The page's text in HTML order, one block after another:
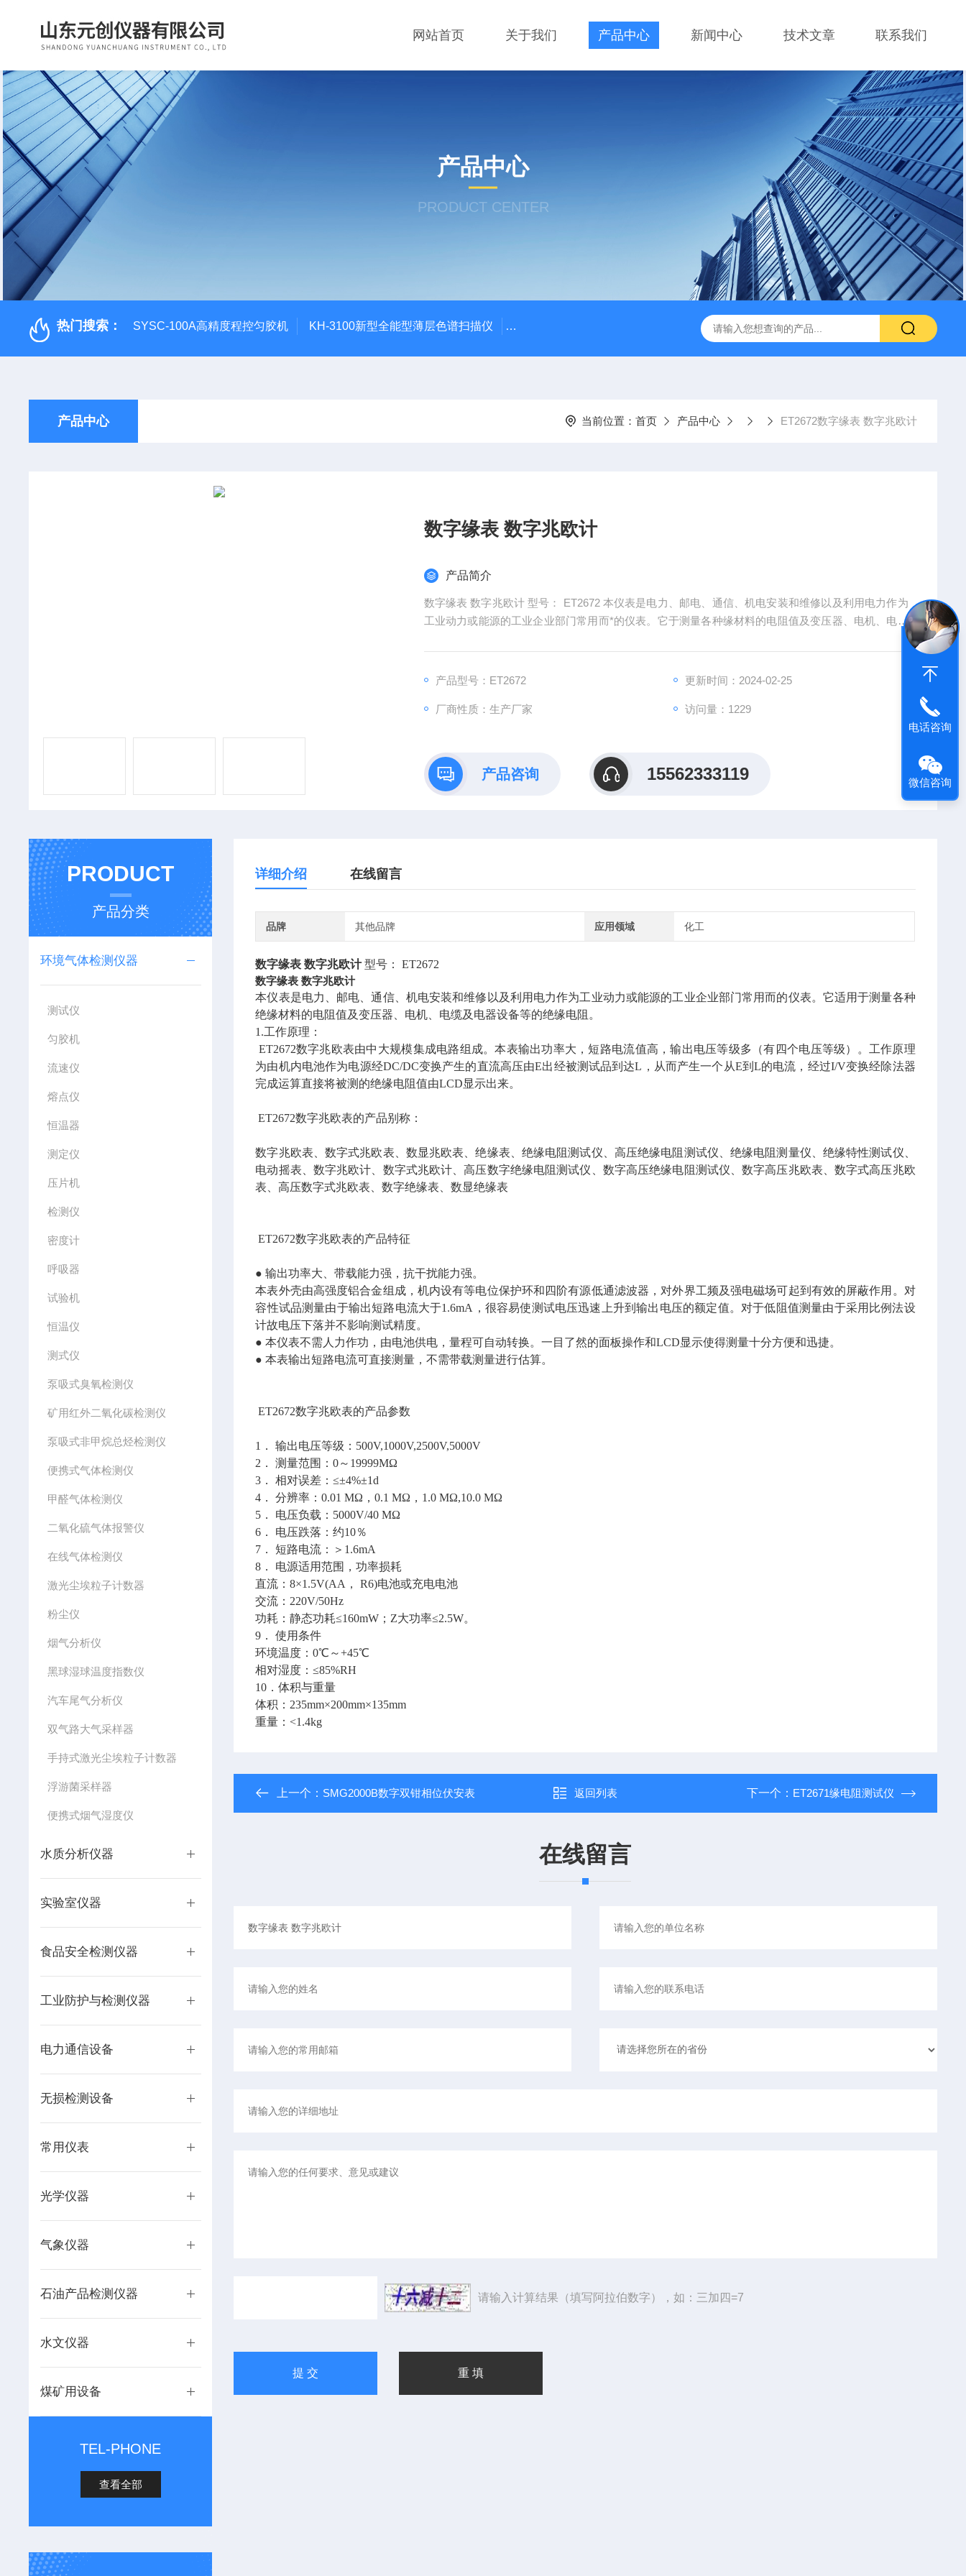
网站首页 关于我们 产品中心 新闻中心 技术文章 联系我们
产品中心
PRODUCT CENTER
热门搜索： SYSC-100A高精度程控匀胶机 KH-3100新型全能型薄层色谱扫描仪 DGJ-03电工技术实验装置 CS-300轨道式摇床 JKG-203新型冷原子吸收测汞仪
产品中心 当前位置： 首页 产品中心 ET2672数字缘表 数字兆欧计
数字缘表 数字兆欧计
产品简介
数字缘表 数字兆欧计 型号： ET2672 本仪表是电力、邮电、通信、机电安装和维修以及利用电力作为
工业动力或能源的工业企业部门常用而*的仪表。它于测量各种缘材料的电阻值及变压器、电机、电缆
产品型号：ET2672 更新时间：2024-02-25
厂商性质：生产厂家 访问量：1229
产品咨询 15562333119
PRODUCT
产品分类
环境气体检测仪器
测试仪
匀胶机
流速仪
熔点仪
恒温器
测定仪
压片机
检测仪
密度计
呼吸器
试验机
恒温仪
测式仪
泵吸式臭氧检测仪
矿用红外二氧化碳检测仪
泵吸式非甲烷总烃检测仪
便携式气体检测仪
甲醛气体检测仪
二氧化硫气体报警仪
在线气体检测仪
激光尘埃粒子计数器
粉尘仪
烟气分析仪
黑球湿球温度指数仪
汽车尾气分析仪
双气路大气采样器
手持式激光尘埃粒子计数器
浮游菌采样器
便携式烟气湿度仪
水质分析仪器
实验室仪器
食品安全检测仪器
工业防护与检测仪器
电力通信设备
无损检测设备
常用仪表
光学仪器
气象仪器
石油产品检测仪器
水文仪器
煤矿用设备
TEL-PHONE
查看全部
详细介绍 在线留言
品牌 其他品牌 应用领域 化工
数字缘表 数字兆欧计型号： ET2672
数字缘表 数字兆欧计
本仪表是电力、邮电、通信、机电安装和维修以及利用电力作为工业动力或能源的工业企业部门常用而的仪表。它适用于测量各种
绝缘材料的电阻值及变压器、电机、电缆及电器设备等的绝缘电阻。
1.工作原理：
ET2672数字兆欧表由中大规模集成电路组成。本表输出功率大，短路电流值高，输出电压等级多（有四个电压等级）。工作原理
为由机内电池作为电源经DC/DC变换产生的直流高压由E出经被测试品到达L，从而产生一个从E到L的电流，经过I/V变换经除法器
完成运算直接将被测的绝缘电阻值由LCD显示出来。
ET2672数字兆欧表的产品别称：
数字兆欧表、数字式兆欧表、数显兆欧表、绝缘表、绝缘电阻测试仪、高压绝缘电阻测试仪、绝缘电阻测量仪、绝缘特性测试仪、
电动摇表、数字兆欧计、数字式兆欧计、高压数字绝缘电阻测试仪、数字高压绝缘电阻测试仪、数字高压兆欧表、数字式高压兆欧
表、高压数字式兆欧表、数字绝缘表、数显绝缘表
ET2672数字兆欧表的产品特征
● 输出功率大、带载能力强，抗干扰能力强。
本表外壳由高强度铝合金组成，机内设有等电位保护环和四阶有源低通滤波器，对外界工频及强电磁场可起到有效的屏蔽作用。对
容性试品测量由于输出短路电流大于1.6mA，很容易使测试电压迅速上升到输出电压的额定值。对于低阻值测量由于采用比例法设
计故电压下落并不影响测试精度。
● 本仪表不需人力作功，由电池供电，量程可自动转换。一目了然的面板操作和LCD显示使得测量十分方便和迅捷。
● 本表输出短路电流可直接测量，不需带载测量进行估算。
ET2672数字兆欧表的产品参数
1． 输出电压等级：500V,1000V,2500V,5000V
2． 测量范围：0～19999MΩ
3． 相对误差：≤±4%±1d
4． 分辨率：0.01 MΩ，0.1 MΩ，1.0 MΩ,10.0 MΩ
5． 电压负载：5000V/40 MΩ
6． 电压跌落：约10％
7． 短路电流：＞1.6mA
8． 电源适用范围，功率损耗
直流：8×1.5V(AA， R6)电池或充电电池
交流：220V/50Hz
功耗：静态功耗≤160mW； Z大功率≤2.5W。
9． 使用条件
环境温度：0℃～+45℃
相对湿度：≤85%RH
10．体积与重量
体积：235mm×200mm×135mm
重量：<1.4kg
上一个： SMG2000B数字双钳相位伏安表 返回列表 下一个： ET2671缘电阻测试仪
在线留言
请输入计算结果（填写阿拉伯数字），如：三加四=7
电话咨询
微信咨询